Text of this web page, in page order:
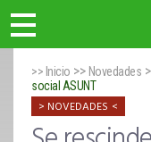
>> Inicio >> Novedades
social ASUNT
NOVEDADES